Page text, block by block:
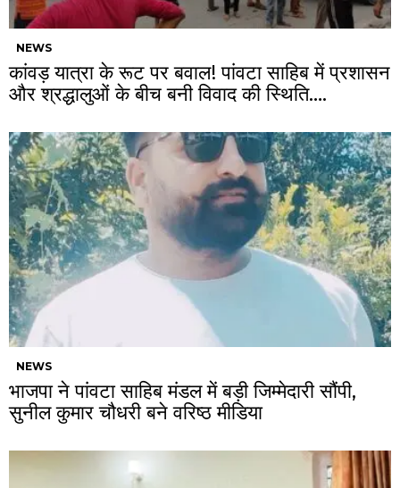
NEWS
कांवड़ यात्रा के रूट पर बवाल! पांवटा साहिब में प्रशासन
और श्रद्धालुओं के बीच बनी विवाद की स्थिति….
NEWS
भाजपा ने पांवटा साहिब मंडल में बड़ी जिम्मेदारी सौंपी,
सुनील कुमार चौधरी बने वरिष्ठ मीडिया